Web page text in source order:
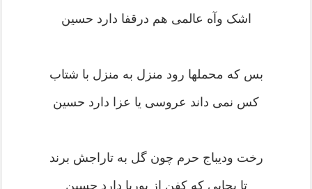
اشک وآه عالمی هم درقفا دارد حسین
بس که محملها رود منزل به منزل با شتاب
کس نمی داند عروسی یا عزا دارد حسین
رخت ودیباج حرم چون گل به تاراجش برند
تا بجایی که کفن از بوریا دارد حسین